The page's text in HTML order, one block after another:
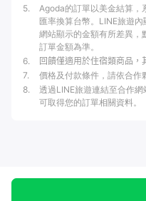
5.
Agoda的訂單以美金結算，
匯率換算台幣。LINE旅遊
網站顯示的金額有所差異，
訂單金額為準。
6. 回饋僅適用於住宿類商品，
7.
價格及付款條件，請依合作
8.
透過LINE旅遊連結至合作
可取得您的訂單相關資料。